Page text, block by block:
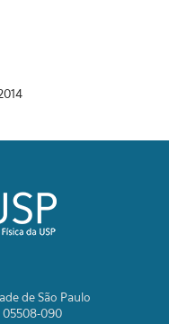
de São Paulo
05508-090